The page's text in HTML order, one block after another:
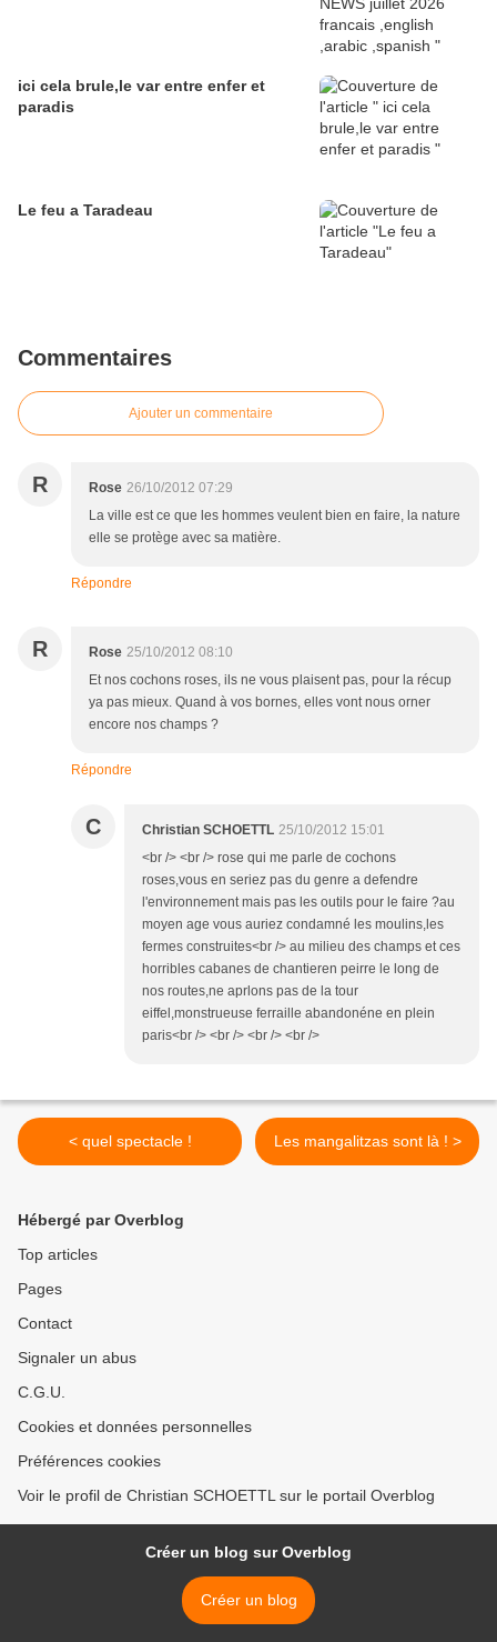
ici cela brule,le var entre enfer et
paradis
Le feu a Taradeau
Commentaires
Ajouter un commentaire
R Rose 26/10/2012 07:29
La ville est ce que les hommes veulent bien en faire, la nature
elle se protège avec sa matière.
Répondre
R Rose 25/10/2012 08:10
Et nos cochons roses, ils ne vous plaisent pas, pour la récup
ya pas mieux. Quand à vos bornes, elles vont nous orner
encore nos champs ?
Répondre
C Christian SCHOETTL 25/10/2012 15:01
<br /> <br /> rose qui me parle de cochons
roses,vous en seriez pas du genre a defendre
l'environnement mais pas les outils pour le faire ?au
moyen age vous auriez condamné les moulins,les
fermes construites<br /> au milieu des champs et ces
horribles cabanes de chantieren peirre le long de
nos routes,ne aprlons pas de la tour
eiffel,monstrueuse ferraille abandonéne en plein
paris<br /> <br /> <br /> <br />
< quel spectacle ! Les mangalitzas sont là ! >
Hébergé par Overblog
Top articles
Pages
Contact
Signaler un abus
C.G.U.
Cookies et données personnelles
Préférences cookies
Voir le profil de Christian SCHOETTL sur le portail Overblog
Créer un blog sur Overblog
Créer un blog